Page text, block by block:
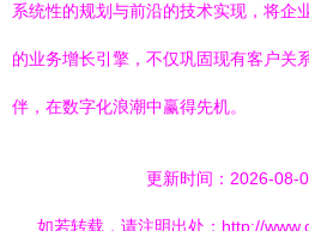
系统性的规划与前沿的技术实现，将企
的业务增长引擎，不仅巩固现有客户关
伴，在数字化浪潮中赢得先机。
更新时间：2026-08-
如若转载，请注明出处：http://